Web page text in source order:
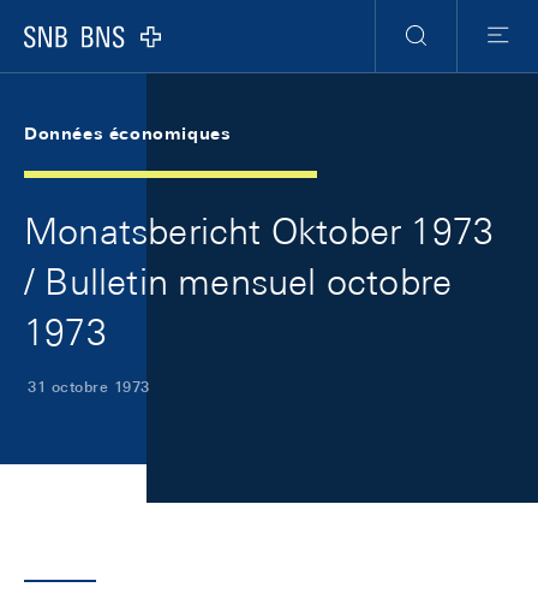
Logo
RechercheMenu
Données économiques
Monatsbericht Oktober 1973
/ Bulletin mensuel octobre
1973
31 octobre 1973